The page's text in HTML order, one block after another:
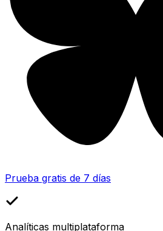
Prueba gratis de 7 días
Analíticas multiplataforma